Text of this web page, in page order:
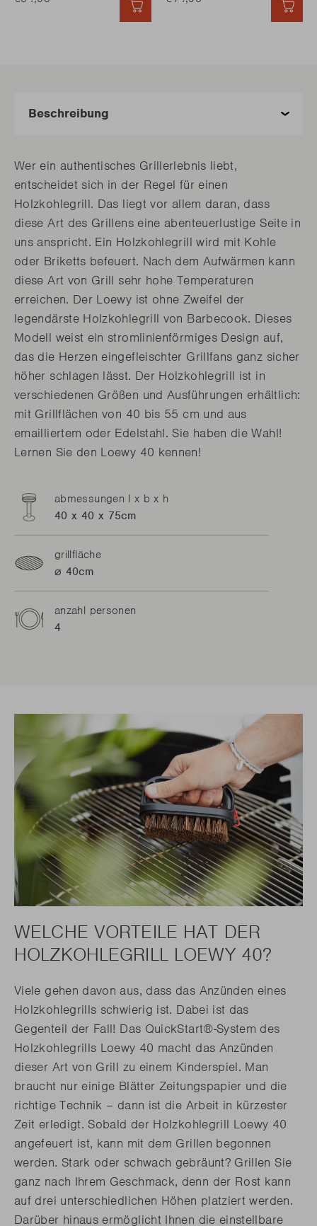
Wer ein authentisches Grillerlebnis liebt,
entscheidet sich in der Regel für einen
Holzkohlegrill. Das liegt vor allem daran, dass
diese Art des Grillens eine abenteuerlustige Seite in
uns anspricht. Ein Holzkohlegrill wird mit Kohle
oder Briketts befeuert. Nach dem Aufwärmen kann
diese Art von Grill sehr hohe Temperaturen
erreichen. Der Loewy ist ohne Zweifel der
legendärste Holzkohlegrill von Barbecook. Dieses
Modell weist ein stromlinienförmiges Design auf,
das die Herzen eingefleischter Grillfans ganz sicher
höher schlagen lässt. Der Holzkohlegrill ist in
verschiedenen Größen und Ausführungen erhältlich:
mit Grillflächen von 40 bis 55 cm und aus
emailliertem oder Edelstahl. Sie haben die Wahl!
Lernen Sie den Loewy 40 kennen!
abmessungen l x b x h
40 x 40 x 75cm
grillfläche
⌀ 40cm
anzahl personen
4
WELCHE VORTEILE HAT DER
HOLZKOHLEGRILL LOEWY 40?
Viele gehen davon aus, dass das Anzünden eines
Holzkohlegrills schwierig ist. Dabei ist das
Gegenteil der Fall! Das QuickStart®-System des
Holzkohlegrills Loewy 40 macht das Anzünden
dieser Art von Grill zu einem Kinderspiel. Man
braucht nur einige Blätter Zeitungspapier und die
richtige Technik – dann ist die Arbeit in kürzester
Zeit erledigt. Sobald der Holzkohlegrill Loewy 40
angefeuert ist, kann mit dem Grillen begonnen
werden. Stark oder schwach gebräunt? Grillen Sie
ganz nach Ihrem Geschmack, denn der Rost kann
auf drei unterschiedlichen Höhen platziert werden.
Darüber hinaus ermöglicht Ihnen die einstellbare